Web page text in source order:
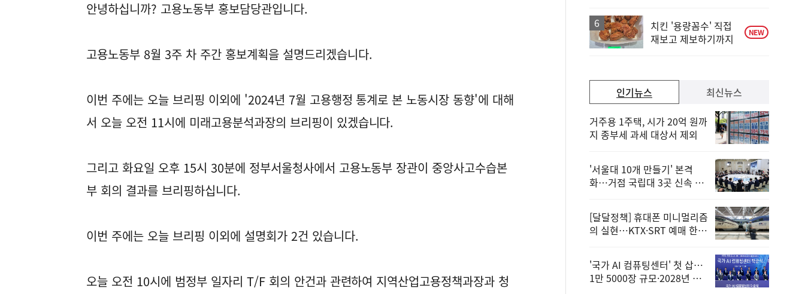
안녕하십니까? 고용노동부 홍보담당관입니다.
고용노동부 8월 3주 차 주간 홍보계획을 설명드리겠습니다.
이번 주에는 오늘 브리핑 이외에 '2024년 7월 고용행정 통계로 본 노동시장 동향'에 대해
서 오늘 오전 11시에 미래고용분석과장의 브리핑이 있겠습니다.
그리고 화요일 오후 15시 30분에 정부서울청사에서 고용노동부 장관이 중앙사고수습본
부 회의 결과를 브리핑하십니다.
이번 주에는 오늘 브리핑 이외에 설명회가 2건 있습니다.
오늘 오전 10시에 범정부 일자리 T/F 회의 안건과 관련하여 지역산업고용정책과장과 청
치킨 '용량꼼수' 직접
재보고 제보하기까지
NEW
인기뉴스
거주용 1주택, 시가 20억 원까
지 종부세 과세 대상서 제외
'서울대 10개 만들기' 본격
화…거점 국립대 3곳 신속 선
[달달정책] 휴대폰 미니멀리즘
의 실현…KTX·SRT 예매 한
'국가 AI 컴퓨팅센터' 첫 삽…
1만 5000장 규모·2028년 완
최신뉴스